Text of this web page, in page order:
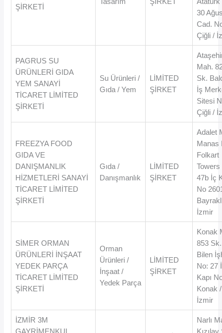
ŞİRKETİ
30
Cad.
Çiğli /
PAGRUS SU
ÜRÜNLERİ GIDA
YEM SANAYİ
TİCARET LİMİTED
ŞİRKETİ
Su Ürünleri /
Gıda / Yem
LİMİTED
ŞİRKET
Mah.
Sk.
İş
Sitesi
Çiğli /
FREEZYA FOOD
GIDA VE
DANIŞMANLIK
HİZMETLERİ SANAYİ
TİCARET LİMİTED
ŞİRKETİ
Gıda /
Danışmanlık
LİMİTED
ŞİRKET
Adalet
Manas
Folkart
Towers
47b İç
No
İzmir
SİMER ORMAN
ÜRÜNLERİ İNŞAAT
YEDEK PARÇA
TİCARET LİMİTED
ŞİRKETİ
Orman
Ürünleri /
İnşaat /
Yedek Parça
LİMİTED
ŞİRKET
Konak
853 Sk.
Bilen
No: 27
Kapı
Konak /
İzmir
İZMİR 3M
GAYRİMENKUL
Narlı